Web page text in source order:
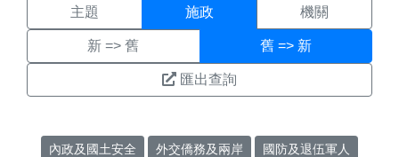
主題 施政 機關
新 => 舊 舊 => 新
匯出查詢
內政及國土安全 外交僑務及兩岸 國防及退伍軍人